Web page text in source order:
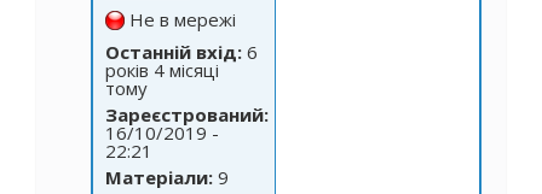
Не в мережі
Останній вхід: 6
років 4 місяці
тому
Зареєстрований:
16/10/2019 -
22:21
Матеріали: 9